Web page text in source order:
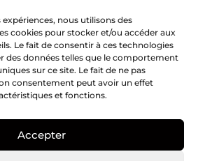
nous utilisons des
cookies pour stocker et/ou accéder aux
Le fait de consentir à ces technologies
des données telles que le comportement
sur ce site. Le fait de ne pas
consentement peut avoir un effet
et fonctions.
Accepter
Nous suivre